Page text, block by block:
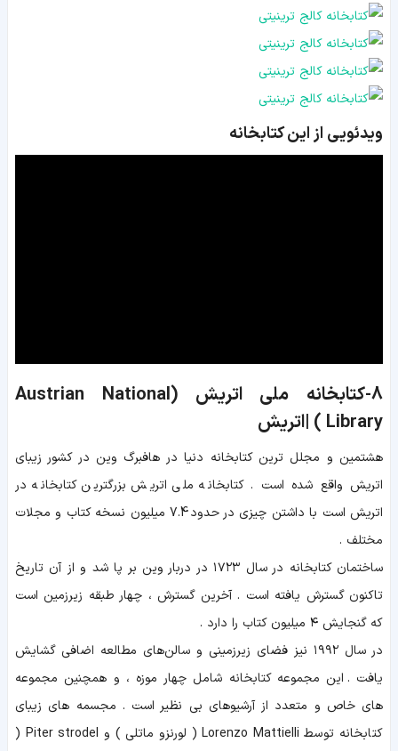
ویدئویی از این کتابخانه
8-کتابخانه ملی اتریش (Austrian National
Library ) |اتریش
هشتمین و مجلل ترین کتابخانه دنیا در هافبرگ وین در کشور زیبای
اتریش واقع شده است .کتابخانه ملی اتریش بزرگترین کتابخانه در
اتریش است با داشتن چیزی در حدود 7.4 میلیون نسخه کتاب و مجلات
مختلف .
ساختمان كتابخانه در سال ۱۷۲۳ در دربار وین بر پا شد و از آن تاریخ
تاكنون گسترش یافته است . آخرین گسترش ، چهار طبقه زیرزمین است
كه گنجایش ۴ میلیون كتاب را دارد .
در سال ۱۹۹۲ نیز فضای زیرزمینی و سالن‌های مطالعه اضافی گشایش
یافت . این مجموعه کتابخانه شامل چهار موزه ، و همچنین مجموعه
های خاص و متعدد از آرشیوهای بی نظیر است . مجسمه های زیبای
کتابخانه توسط Lorenzo Mattielli ( لورنزو ماتلی ) و Piter strodel (